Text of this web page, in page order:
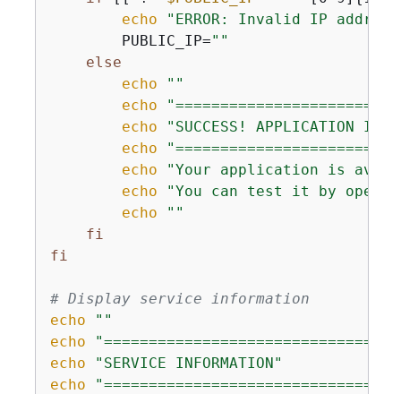
echo
"ERROR: Invalid IP
        PUBLIC_IP=
""
else
echo
""
echo
echo
"SUCCESS! APPLICATION IS
echo
echo
"Your application is
echo
"You can test it by
echo
""
fi
fi
# Display service information
echo
""
echo
echo
"SERVICE INFORMATION"
echo